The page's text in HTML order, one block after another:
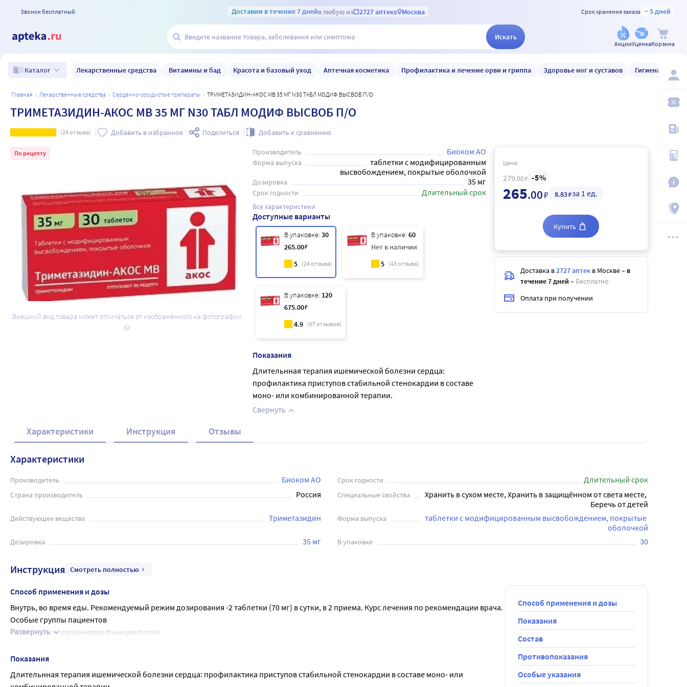
Звонок бесплатный Доставим в течение 7 днейв любую из 2727 аптекв Москва Срок хранения заказа ~ 5 дней
Искать
АкцииУценкаКорзина
Каталог Лекарственные средства Витамины и бад Красота и базовый уход Аптечная косметика Профилактика и лечение орви и гриппа Здоровье ног и суставов Гигиена и уход
главная лекарственные средства сердечно-сосудистые препараты ТРИМЕТАЗИДИН-АКОС МВ 35 МГ N30 ТАБЛ МОДИФ ВЫСВОБ П/О
ТРИМЕТАЗИДИН-АКОС МВ 35 МГ N30 ТАБЛ МОДИФ ВЫСВОБ П/О
(24отзыва) Добавить в избранное Поделиться Добавить к сравнению
По рецепту
Внешний вид товара может отличаться от изображённого на фотографии
Производитель Биоком АО
Форма выпуска
таблетки с модифицированным
высвобождением, покрытые оболочкой
Дозировка 35 мг
Срок годности Длительный срок
Все характеристики
Доступные варианты
В упаковке: 30
265.00₽
5 (24отзыва)
В упаковке: 60
Нет в наличии
5
(43отзыва)
В упаковке: 120
675.00₽
4.9 (67отзывов)
Показания
Длительнная терапия ишемической болезни сердца:
профилактика приступов стабильной стенокардии в составе
моно- или комбинированной терапии.
Свернуть
Цена:
279.00₽ 5
265.00₽ 8.83₽за 1 ед.
Купить
Доставка в2727 аптек в Москве– в
течение 7 дней – Бесплатно
Оплата при получении
Характеристики Инструкция Отзывы
Характеристики
Производитель Биоком АО Срок годности Длительный срок
Страна производитель Россия Специальные свойства
Хранить в сухом месте, Хранить в защищённом от света месте,
Беречь от детей
Действующее вещество Триметазидин Форма выпуска
таблетки с модифицированным высвобождением, покрытые
оболочкой
Дозировка 35 мг В упаковке 30
Инструкция Смотреть полностью
Способ применения и дозы
Внутрь, во время еды. Рекомендуемый режим дозирования -2 таблетки (70 мг) в сутки, в 2 приема. Курс лечения по рекомендации врача.
Особые группы пациентов
Пациенты с нарушениями функции почек
завтрака.
Пациенты пожилого возраста У пациентов старше 75 лет может наблюдаться повышенная экспозиция триметазидина из-за возрастного
снижения функции почек.
Развернуть
Показания
Длительнная терапия ишемической болезни сердца: профилактика приступов стабильной стенокардии в составе моно- или
Способ применения и дозы
Показания
Состав
Противопоказания
Особые указания